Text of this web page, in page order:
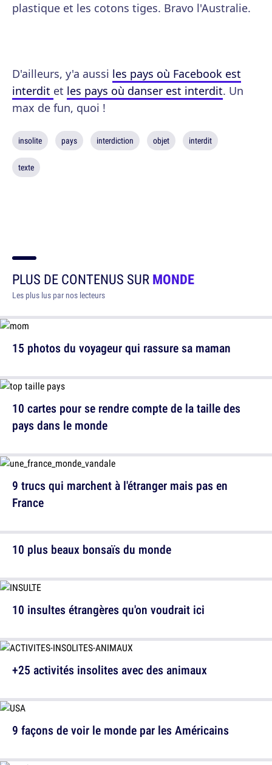
plastique et les cotons tiges. Bravo l'Australie.
D'ailleurs, y'a aussi les pays où Facebook est
interdit et les pays où danser est interdit. Un
max de fun, quoi !
insolite pays interdiction objet interdit
texte
PLUS DE CONTENUS SURMONDE
Les plus lus par nos lecteurs
15 photos du voyageur qui rassure sa maman
9 trucs qui marchent à l'étranger mais pas en
France
10 insultes étrangères qu'on voudrait ici
9 façons de voir le monde par les Américains
10 cartes pour se rendre compte de la taille des
pays dans le monde
10 plus beaux bonsaïs du monde
+25 activités insolites avec des animaux